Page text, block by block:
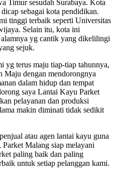
Timur sesudah Surabaya. Kota
sebagai kota pendidikan.
tinggi terbaik seperti Universitas
Selain itu, kota ini
yg cantik yang dikelilingi
sejuk.
yg terus maju tiap-tiap tahunnya,
Maju dengan mendorongnya
dalam hidup dan tempat
saya Lantai Kayu Parket
pelayanan dan produksi
makin diminati tidak sedikit
atau agen lantai kayu guna
Malang siap melayani
paling baik dan paling
untuk setiap pelanggan kami.